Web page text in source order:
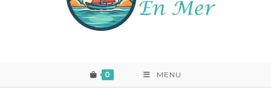
0 MENU